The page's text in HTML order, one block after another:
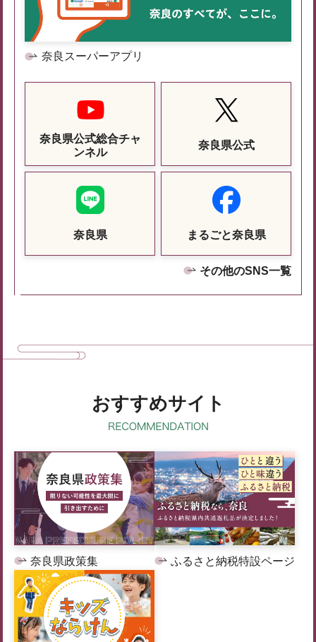
奈良スーパーアプリ
奈良県公式総合チャ
ンネル
奈良県公式
奈良県 まるごと奈良県
その他のSNS一覧
おすすめサイト
奈良県政策集 ふるさと納税特設ページ